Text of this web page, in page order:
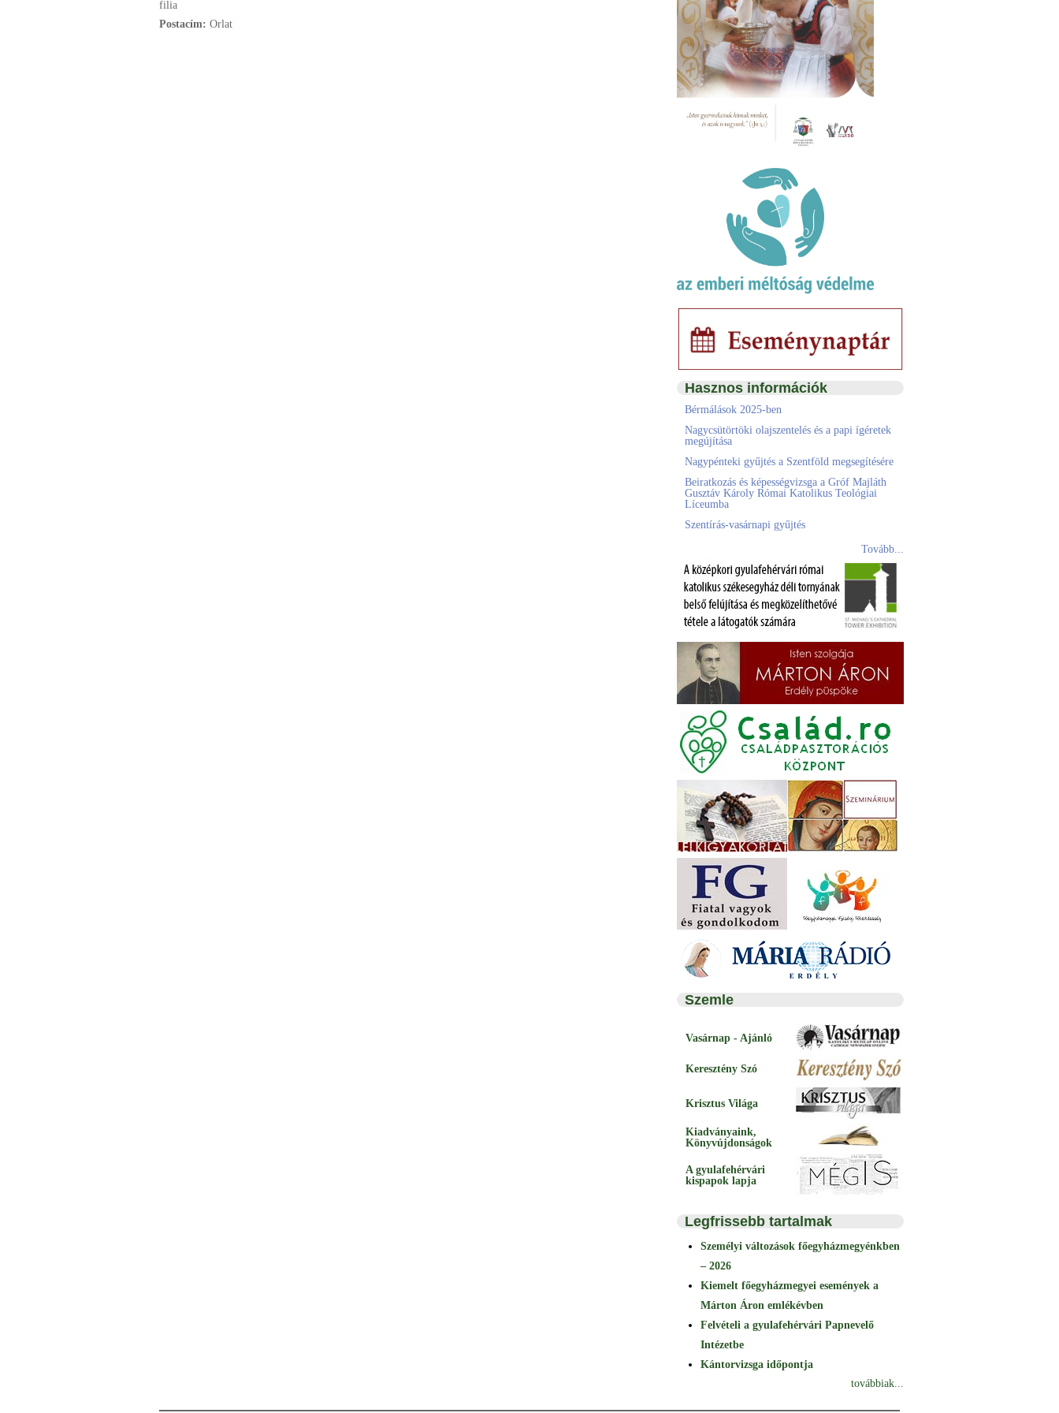
filia
Postacím: Orlat
Hasznos információk
Bérmálások 2025-ben
Nagycsütörtöki olajszentelés és a papi ígéretek
megújítása
Nagypénteki gyűjtés a Szentföld megsegítésére
Beiratkozás és képességvizsga a Gróf Majláth
Gusztáv Károly Római Katolikus Teológiai
Líceumba
Szentírás-vasárnapi gyűjtés
Tovább...
Szemle
Vasárnap - Ajánló
Keresztény Szó
Krisztus Világa
Kiadványaink,
Könyvújdonságok
A gyulafehérvári
kispapok lapja
Legfrissebb tartalmak
Személyi változások főegyházmegyénkben
– 2026
Kiemelt főegyházmegyei események a
Márton Áron emlékévben
Felvételi a gyulafehérvári Papnevelő
Intézetbe
Kántorvizsga időpontja
továbbiak...